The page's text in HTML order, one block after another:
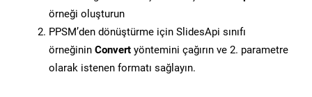
örneği oluşturun
PPSM’den dönüştürme için SlidesApi sınıfı
örneğinin Convert yöntemini çağırın ve 2. parametre
olarak istenen formatı sağlayın.